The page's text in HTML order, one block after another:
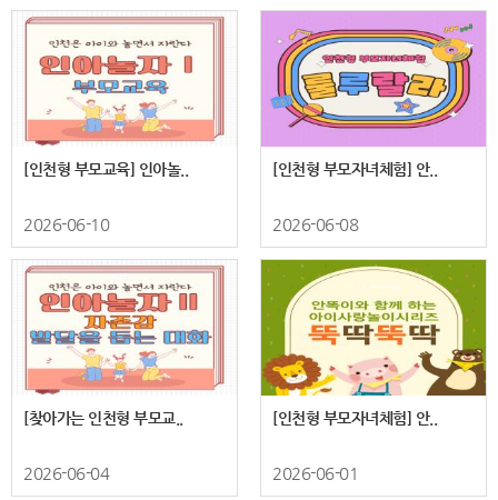
[인천형 부모교육] 인아놀..
2026-06-10
[인천형 부모자녀체험] 안..
2026-06-08
[찾아가는 인천형 부모교..
2026-06-04
[인천형 부모자녀체험] 안..
2026-06-01